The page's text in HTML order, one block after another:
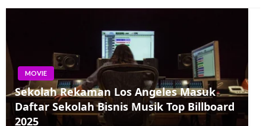
MOVIE
Sekolah Rekaman Los Angeles Masuk
Daftar Sekolah Bisnis Musik Top Billboard
2025